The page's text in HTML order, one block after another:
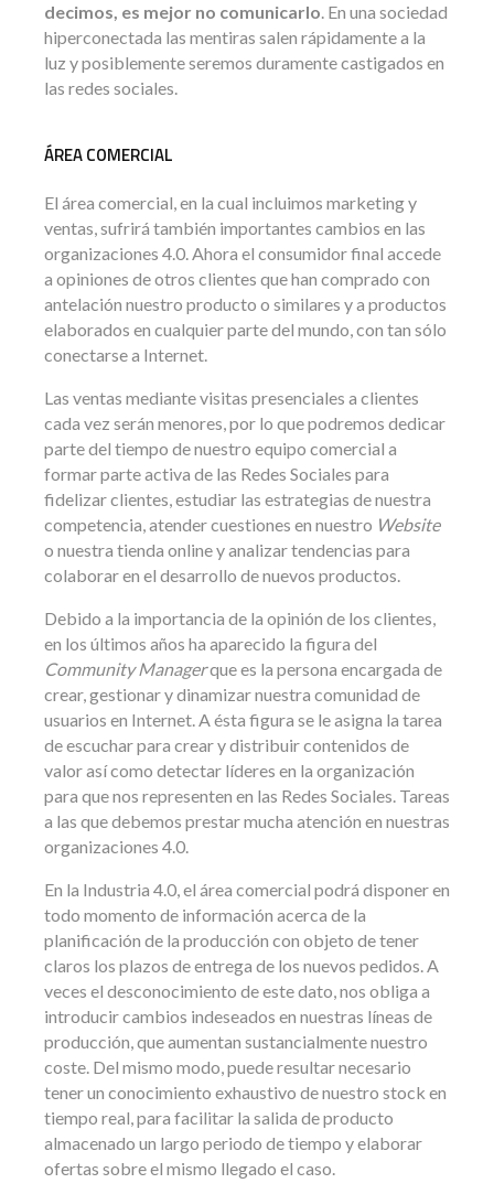
decimos, es mejor no comunicarlo. En una sociedad
hiperconectada las mentiras salen rápidamente a la
luz y posiblemente seremos duramente castigados en
las redes sociales.
ÁREA COMERCIAL
El área comercial, en la cual incluimos marketing y
ventas, sufrirá también importantes cambios en las
organizaciones 4.0. Ahora el consumidor final accede
a opiniones de otros clientes que han comprado con
antelación nuestro producto o similares y a productos
elaborados en cualquier parte del mundo, con tan sólo
conectarse a Internet.
Las ventas mediante visitas presenciales a clientes
cada vez serán menores, por lo que podremos dedicar
parte del tiempo de nuestro equipo comercial a
formar parte activa de las Redes Sociales para
fidelizar clientes, estudiar las estrategias de nuestra
competencia, atender cuestiones en nuestro Website
o nuestra tienda online y analizar tendencias para
colaborar en el desarrollo de nuevos productos.
Debido a la importancia de la opinión de los clientes,
en los últimos años ha aparecido la figura del
Community Managerque es la persona encargada de
crear, gestionar y dinamizar nuestra comunidad de
usuarios en Internet. A ésta figura se le asigna la tarea
de escuchar para crear y distribuir contenidos de
valor así como detectar líderes en la organización
para que nos representen en las Redes Sociales. Tareas
a las que debemos prestar mucha atención en nuestras
organizaciones 4.0.
En la Industria 4.0, el área comercial podrá disponer en
todo momento de información acerca de la
planificación de la producción con objeto de tener
claros los plazos de entrega de los nuevos pedidos. A
veces el desconocimiento de este dato, nos obliga a
introducir cambios indeseados en nuestras líneas de
producción, que aumentan sustancialmente nuestro
coste. Del mismo modo, puede resultar necesario
tener un conocimiento exhaustivo de nuestro stock en
tiempo real, para facilitar la salida de producto
almacenado un largo periodo de tiempo y elaborar
ofertas sobre el mismo llegado el caso.